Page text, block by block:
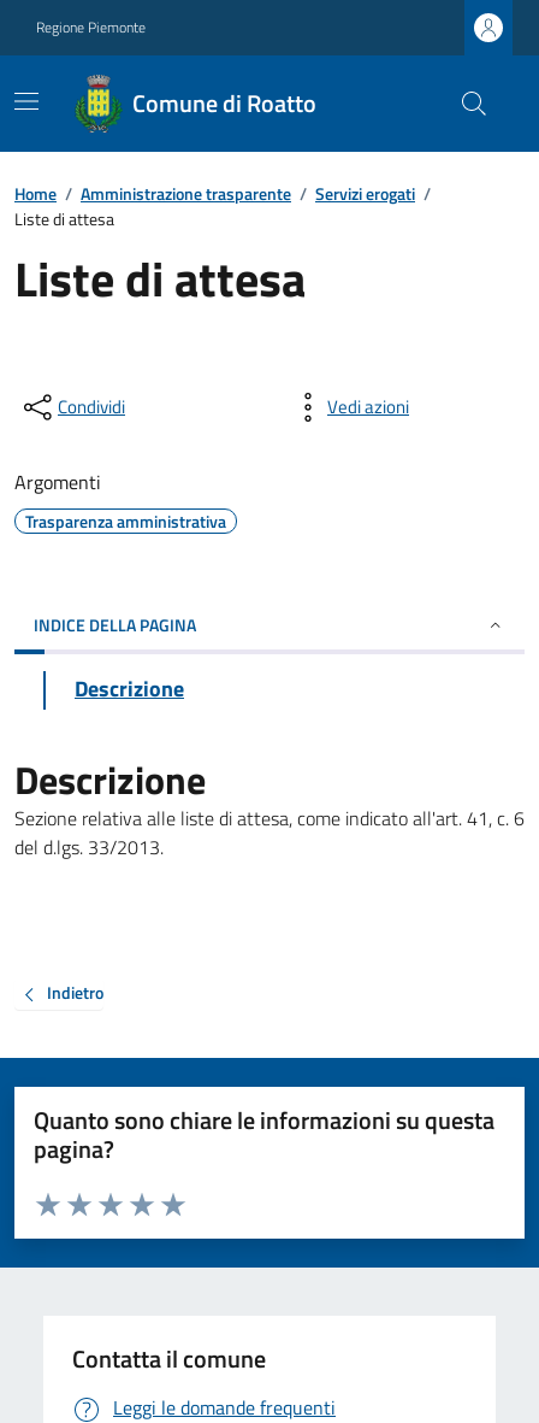
Regione Piemonte
Comune di Roatto
Home / Amministrazione trasparente / Servizi erogati /
Liste di attesa
Liste di attesa
Condividi Vedi azioni
Argomenti
Trasparenza amministrativa
INDICE DELLA PAGINA
Descrizione
Descrizione
Sezione relativa alle liste di attesa, come indicato all'art. 41, c. 6
del d.lgs. 33/2013.
Indietro
Quanto sono chiare le informazioni su questa
pagina?
Valuta da 1 a 5 stelle la pagina
Valuta 5 stelle su 5
Valuta 4 stelle su 5
Valuta 3 stelle su 5
Valuta 2 stelle su 5
Valuta 1 stelle su 5
Contatta il comune
Leggi le domande frequenti